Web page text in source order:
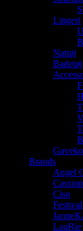
Lingeri
Nattøj
Badetøj
Brands
Angel
Ciso
Festival
LauRie